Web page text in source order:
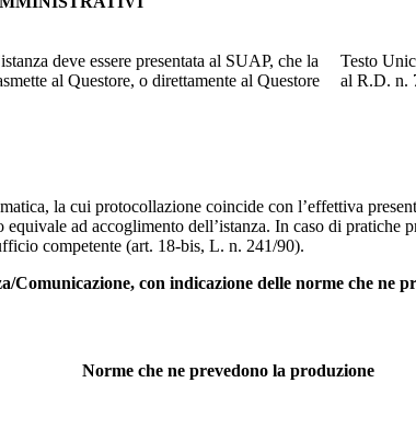
deve essere presentata al SUAP, che la
al Questore, o direttamente al Questore
Testo
al R.D. n.
la cui protocollazione coincide con l’effettiva
ad accoglimento dell’istanza. In caso di pratiche
competente (art. 18-bis, L. n. 241/90).
con indicazione delle norme che ne
Norme che ne prevedono la produzione